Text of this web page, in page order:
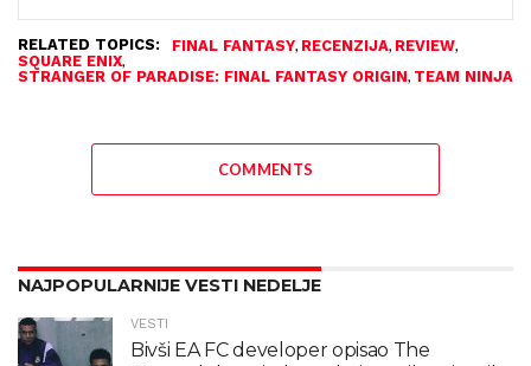
RELATED TOPICS: FINAL FANTASY, RECENZIJA, REVIEW,
SQUARE ENIX,
STRANGER OF PARADISE: FINAL FANTASY ORIGIN, TEAM NINJA
COMMENTS
NAJPOPULARNIJE VESTI NEDELJE
VESTI
Bivši EA FC developer opisao The